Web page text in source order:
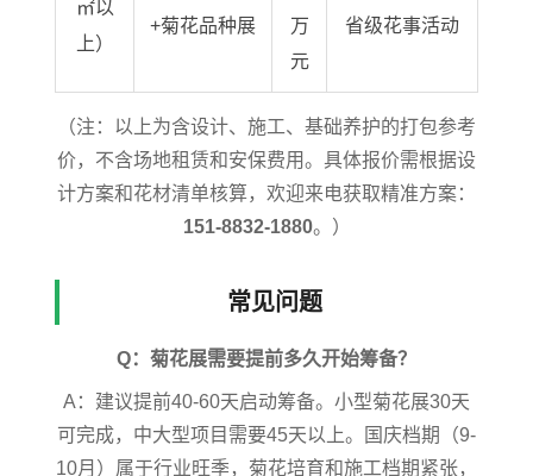
㎡以
上）
+菊花品种展
万
元
省级花事活动
（注：以上为含设计、施工、基础养护的打包参考
价，不含场地租赁和安保费用。具体报价需根据设
计方案和花材清单核算，欢迎来电获取精准方案：
151-8832-1880。）
常见问题
Q：菊花展需要提前多久开始筹备？
A：建议提前40-60天启动筹备。小型菊花展30天
可完成，中大型项目需要45天以上。国庆档期（9-
10月）属于行业旺季，菊花培育和施工档期紧张，